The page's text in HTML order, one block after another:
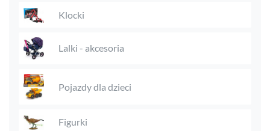
Klocki
Lalki - akcesoria
Pojazdy dla dzieci
Figurki